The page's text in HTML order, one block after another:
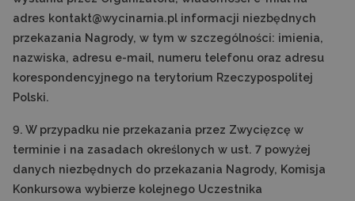
adres kontakt@wycinarnia.pl informacji niezbędnych
przekazania Nagrody, w tym w szczególności: imienia,
nazwiska, adresu e-mail, numeru telefonu oraz adresu
korespondencyjnego na terytorium Rzeczypospolitej
Polski.
9. W przypadku nie przekazania przez Zwycięzcę w
terminie i na zasadach określonych w ust. 7 powyżej
danych niezbędnych do przekazania Nagrody, Komisja
Konkursowa wybierze kolejnego Uczestnika